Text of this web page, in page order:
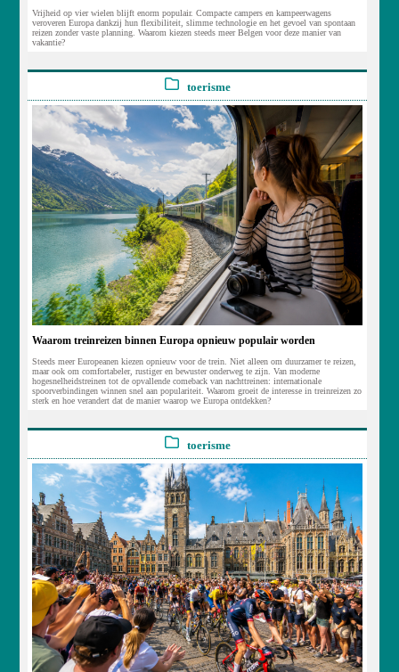
Vrijheid op vier wielen blijft enorm populair. Compacte campers en kampeerwagens
veroveren Europa dankzij hun flexibiliteit, slimme technologie en het gevoel van spontaan
reizen zonder vaste planning. Waarom kiezen steeds meer Belgen voor deze manier van
vakantie?
toerisme
Waarom treinreizen binnen Europa opnieuw populair worden
Steeds meer Europeanen kiezen opnieuw voor de trein. Niet alleen om duurzamer te reizen,
maar ook om comfortabeler, rustiger en bewuster onderweg te zijn. Van moderne
hogesnelheidstreinen tot de opvallende comeback van nachttreinen: internationale
spoorverbindingen winnen snel aan populariteit. Waarom groeit de interesse in treinreizen zo
sterk en hoe verandert dat de manier waarop we Europa ontdekken?
toerisme